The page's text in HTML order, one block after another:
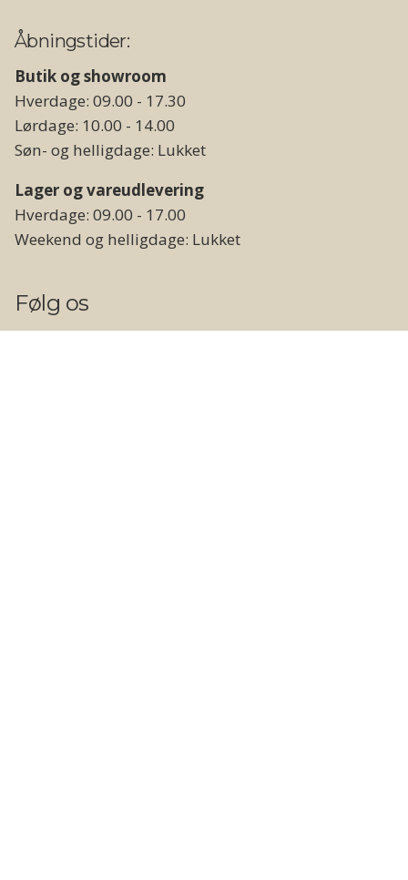
Åbningstider:
Butik og showroom
Hverdage: 09.00 - 17.30
Lørdage: 10.00 - 14.00
Søn- og helligdage: Lukket
Lager og vareudlevering
Hverdage: 09.00 - 17.00
Weekend og helligdage: Lukket
Følg os